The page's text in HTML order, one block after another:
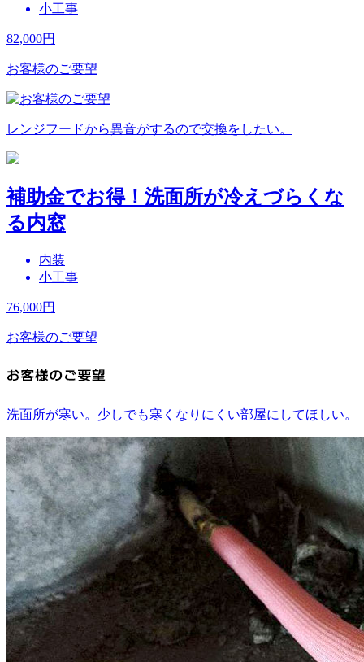
小工事
82,000円
お客様のご要望
レンジフードから異音がするので交換をしたい。
補助金でお得！洗面所が冷えづらくな
る内窓
内装
小工事
76,000円
お客様のご要望
洗面所が寒い。少しでも寒くなりにくい部屋にしてほしい。